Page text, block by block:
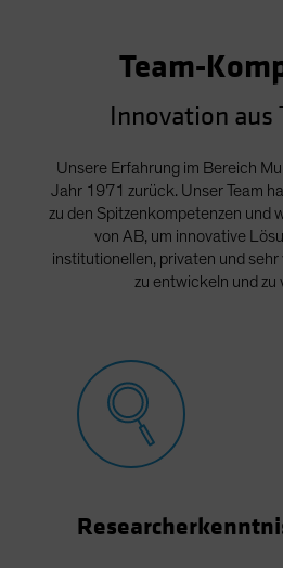
Team-
Innovation aus
Unsere Erfahrung im Bereich
Jahr 1971 zurück. Unser Team
zu den Spitzenkompetenzen und
von AB, um innovative
institutionellen, privaten und
zu entwickeln und zu